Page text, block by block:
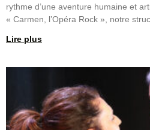
rythme d’une aventure humaine et
« Carmen, l’Opéra Rock », notre
Lire plus